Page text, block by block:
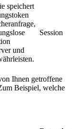
speichert
und
Session
Ihnen getroffene
Beispiel, welche